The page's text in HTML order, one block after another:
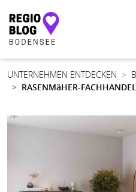
Hauptnavigation
UNTERNEHMEN ENTDECKEN
RASENMäHER-FACHHANDEL